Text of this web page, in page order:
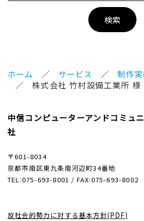
ホーム サービス
制作
株式会社 竹村設備工業所 様
中信コンピューターアンドコミュ
社
〒601-8034
京都市南区東九条南河辺町34番地
TEL:075-693-8001 / FAX:075-693-8002
反社会的勢力に対する基本方針(PDF)